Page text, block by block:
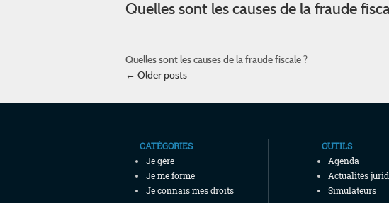
Quelles sont les causes de la fraude
Quelles sont les causes de la fraude fiscale ?
Post navigation
← Older posts
CATÉGORIES
Je gère
Je me forme
Je connais mes droits
OUTILS
Agenda
Actualités
Simulateurs